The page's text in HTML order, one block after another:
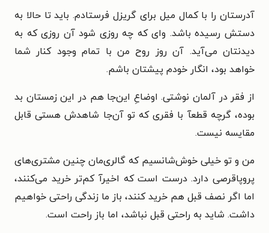
آدرستان را با کمال میل برای گریزل فرستادم. باید تا حالا به
دستش رسیده باشد. وای که چه روزی شود آن روزی که به
دیدنتان می‌آید. آن روز روح من با تمام وجود کنار شما
خواهد بود، انگار خودم پیشتان باشم.
از فقر در آلمان نوشتی. اوضاعِ این‌جا هم در این زمستان بد
بوده، گرچه قطعآ با فقری که تو آن‌جا شاهدش هستی قابل
مقایسه نیست.
من و تو خیلی خوش‌شانسیم که گالری‌مان چنین مشتری‌های
پروپاقرصی دارد. درست است که اخیرآ کم‌تر خرید می‌کنند،
اما اگر نصف قبل هم خرید کنند، باز ما زندگی راحتی خواهیم
داشت. شاید به راحتی قبل نباشد، اما باز راحت است.